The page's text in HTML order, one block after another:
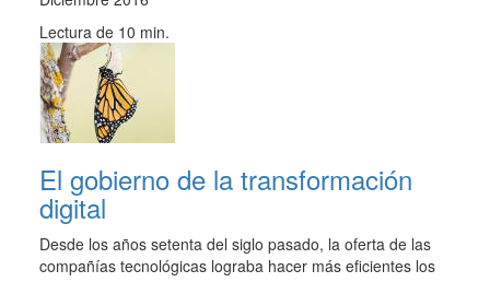
Lectura de 10 min.
El gobierno de la transformación
digital
Desde los años setenta del siglo pasado, la oferta de las
compañías tecnológicas lograba hacer más eficientes los